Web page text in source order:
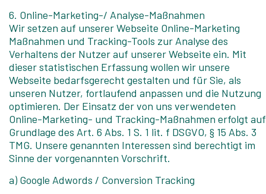
6. Online-Marketing-/ Analyse-Maßnahmen
Wir setzen auf unserer Webseite Online-Marketing
Maßnahmen und Tracking-Tools zur Analyse des
Verhaltens der Nutzer auf unserer Webseite ein. Mit
dieser statistischen Erfassung wollen wir unsere
Webseite bedarfsgerecht gestalten und für Sie, als
unseren Nutzer, fortlaufend anpassen und die Nutzung
optimieren. Der Einsatz der von uns verwendeten
Online-Marketing- und Tracking-Maßnahmen erfolgt auf
Grundlage des Art. 6 Abs. 1 S. 1 lit. f DSGVO, § 15 Abs. 3
TMG. Unsere genannten Interessen sind berechtigt im
Sinne der vorgenannten Vorschrift.
a) Google Adwords / Conversion Tracking